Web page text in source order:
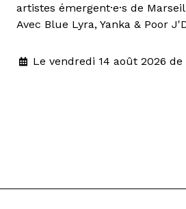
artistes émergent·e·s de
Avec Blue Lyra, Yanka & Poor
Le vendredi 14 août 2026 de